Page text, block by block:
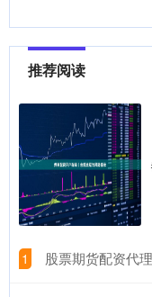
推荐阅读
1 股票期货配资代